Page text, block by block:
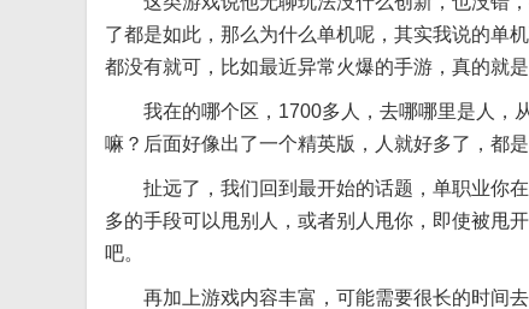
了都是如此，那么为什么单机呢，其实我说的单
都没有就可，比如最近异常火爆的手游，真的就
我在的哪个区，1700多人，去哪哪里是人，
嘛？后面好像出了一个精英版，人就好多了，都
扯远了，我们回到最开始的话题，单职业你
多的手段可以甩别人，或者别人甩你，即使被甩
吧。
再加上游戏内容丰富，可能需要很长的时间